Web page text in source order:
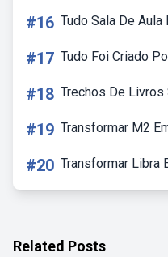
#16 Tudo Sala De
#17 Tudo Foi Criado
#18 Trechos De Livros
#19 Transformar M2
#20 Transformar Libra
Related Posts